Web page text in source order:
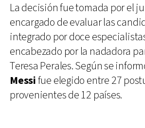
La decisión fue tomada por el
encargado de evaluar las
integrado por doce
encabezado por la nadadora
Teresa Perales. Según se
Messifue elegido entre 27
provenientes de 12 países.